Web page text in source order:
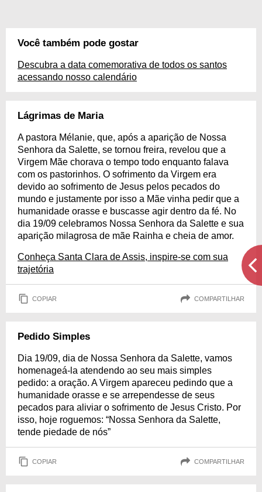
Você também pode gostar
Descubra a data comemorativa de todos os santos
acessando nosso calendário
Lágrimas de Maria
A pastora Mélanie, que, após a aparição de Nossa
Senhora da Salette, se tornou freira, revelou que a
Virgem Mãe chorava o tempo todo enquanto falava
com os pastorinhos. O sofrimento da Virgem era
devido ao sofrimento de Jesus pelos pecados do
mundo e justamente por isso a Mãe vinha pedir que a
humanidade orasse e buscasse agir dentro da fé. No
dia 19/09 celebramos Nossa Senhora da Salette e sua
aparição milagrosa de mãe Rainha e cheia de amor.
Conheça Santa Clara de Assis, inspire-se com sua
trajetória
COPIAR COMPARTILHAR
Pedido Simples
Dia 19/09, dia de Nossa Senhora da Salette, vamos
homenageá-la atendendo ao seu mais simples
pedido: a oração. A Virgem apareceu pedindo que a
humanidade orasse e se arrependesse de seus
pecados para aliviar o sofrimento de Jesus Cristo. Por
isso, hoje roguemos: “Nossa Senhora da Salette,
tende piedade de nós”
COPIAR COMPARTILHAR